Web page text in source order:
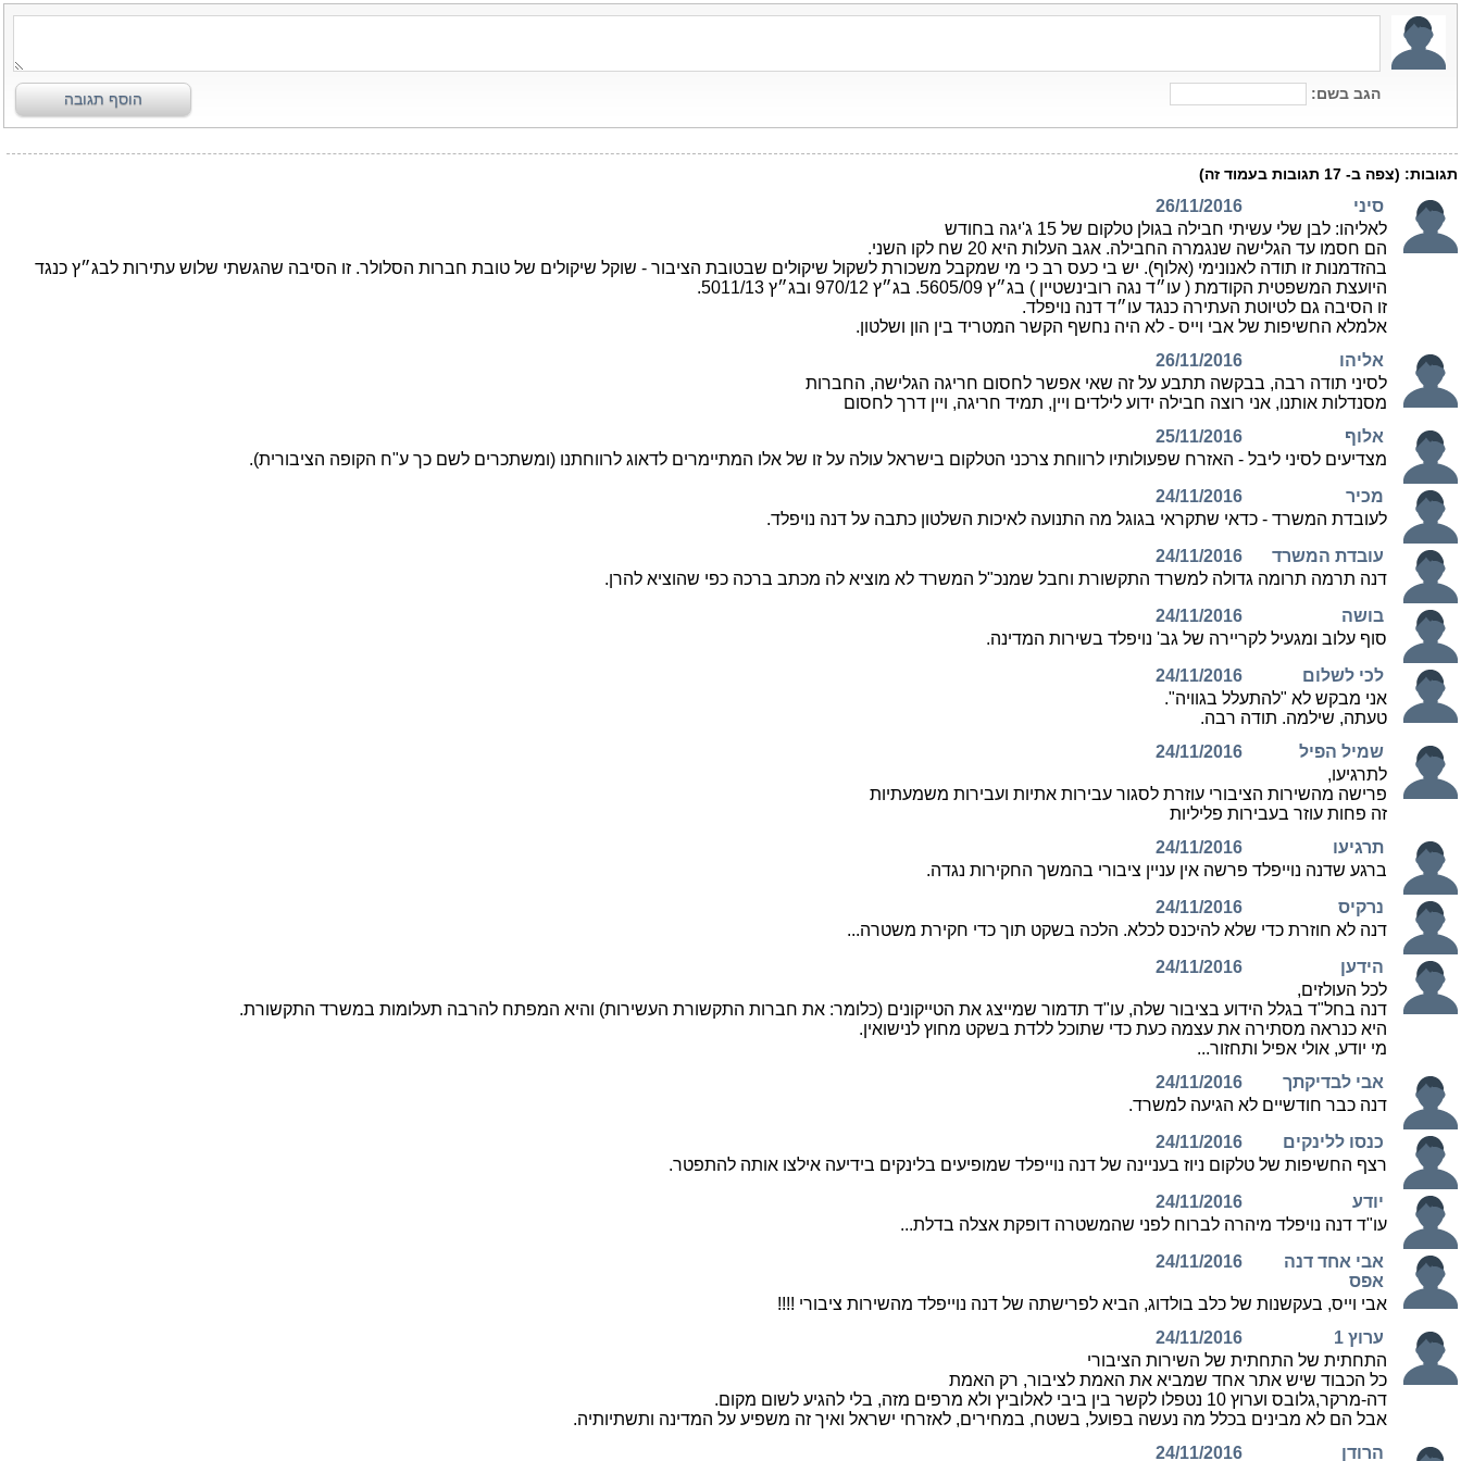
הגב בשם: הוסף תגובה
תגובות: (צפה ב- 17 תגובות בעמוד זה)
סיני
26/11/2016
לאליהו: לבן שלי עשיתי חבילה בגולן טלקום של 15 ג'יגה בחודש
הם חסמו עד הגלישה שנגמרה החבילה. אגב העלות היא 20 שח לקו השני.
בהזדמנות זו תודה לאנונימי (אלוף). יש בי כעס רב כי מי שמקבל משכורת לשקול שיקולים שבטובת הציבור - שוקל שיקולים של טובת חברות הסלולר. זו הסיבה שהגשתי שלוש עתירות לבג״ץ כנגד
היועצת המשפטית הקודמת ( עו״ד נגה רובינשטיין ) בג״ץ 5605/09. בג״ץ 970/12 ובג״ץ 5011/13.
זו הסיבה גם לטיוטת העתירה כנגד עו״ד דנה נויפלד.
אלמלא החשיפות של אבי וייס - לא היה נחשף הקשר המטריד בין הון ושלטון.
אליהו
26/11/2016
לסיני תודה רבה, בבקשה תתבע על זה שאי אפשר לחסום חריגה הגלישה, החברות
מסנדלות אותנו, אני רוצה חבילה ידוע לילדים ויין, תמיד חריגה, ויין דרך לחסום
אלוף
25/11/2016
מצדיעים לסיני ליבל - האזרח שפעולותיו לרווחת צרכני הטלקום בישראל עולה על זו של אלו המתיימרים לדאוג לרווחתנו (ומשתכרים לשם כך ע"ח הקופה הציבורית).
מכיר
24/11/2016
לעובדת המשרד - כדאי שתקראי בגוגל מה התנועה לאיכות השלטון כתבה על דנה נויפלד.
עובדת המשרד
24/11/2016
דנה תרמה תרומה גדולה למשרד התקשורת וחבל שמנכ"ל המשרד לא מוציא לה מכתב ברכה כפי שהוציא להרן.
בושה
24/11/2016
סוף עלוב ומגעיל לקריירה של גב' נויפלד בשירות המדינה.
לכי לשלום
24/11/2016
אני מבקש לא "להתעלל בגוויה".
טעתה, שילמה. תודה רבה.
שמיל הפיל
24/11/2016
לתרגיעו,
פרישה מהשירות הציבורי עוזרת לסגור עבירות אתיות ועבירות משמעתיות
זה פחות עוזר בעבירות פליליות
תרגיעו
24/11/2016
ברגע שדנה נוייפלד פרשה אין עניין ציבורי בהמשך החקירות נגדה.
נרקיס
24/11/2016
דנה לא חוזרת כדי שלא להיכנס לכלא. הלכה בשקט תוך כדי חקירת משטרה...
הידען
24/11/2016
לכל העולזים,
דנה בחל"ד בגלל הידוע בציבור שלה, עו"ד תדמור שמייצג את הטייקונים (כלומר: את חברות התקשורת העשירות) והיא המפתח להרבה תעלומות במשרד התקשורת.
היא כנראה מסתירה את עצמה כעת כדי שתוכל ללדת בשקט מחוץ לנישואין.
מי יודע, אולי אפיל ותחזור...
אבי לבדיקתך
24/11/2016
דנה כבר חודשיים לא הגיעה למשרד.
כנסו ללינקים
24/11/2016
רצף החשיפות של טלקום ניוז בעניינה של דנה נוייפלד שמופיעים בלינקים בידיעה אילצו אותה להתפטר.
יודע
24/11/2016
עו"ד דנה נויפלד מיהרה לברוח לפני שהמשטרה דופקת אצלה בדלת...
אבי אחד דנה
אפס
24/11/2016
אבי וייס, בעקשנות של כלב בולדוג, הביא לפרישתה של דנה נוייפלד מהשירות ציבורי !!!!
ערוץ 1
24/11/2016
התחתית של התחתית של השירות הציבורי
כל הכבוד שיש אתר אחד שמביא את האמת לציבור, רק האמת
דה-מרקר,גלובס וערוץ 10 נטפלו לקשר בין ביבי לאלוביץ ולא מרפים מזה, בלי להגיע לשום מקום.
אבל הם לא מבינים בכלל מה נעשה בפועל, בשטח, במחירים, לאזרחי ישראל ואיך זה משפיע על המדינה ותשתיותיה.
הרודן
24/11/2016